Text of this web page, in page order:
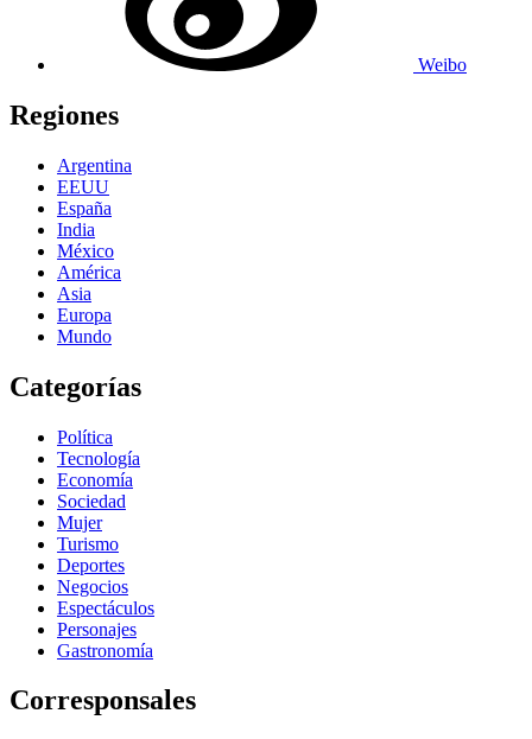
Weibo
Regiones
Argentina
EEUU
España
India
México
América
Asia
Europa
Mundo
Categorías
Política
Tecnología
Economía
Sociedad
Mujer
Turismo
Deportes
Negocios
Espectáculos
Personajes
Gastronomía
Corresponsales